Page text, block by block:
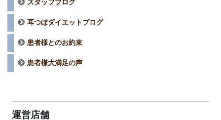
スタッフブログ
耳つぼダイエットブログ
患者様とのお約束
患者様大満足の声
運営店舗